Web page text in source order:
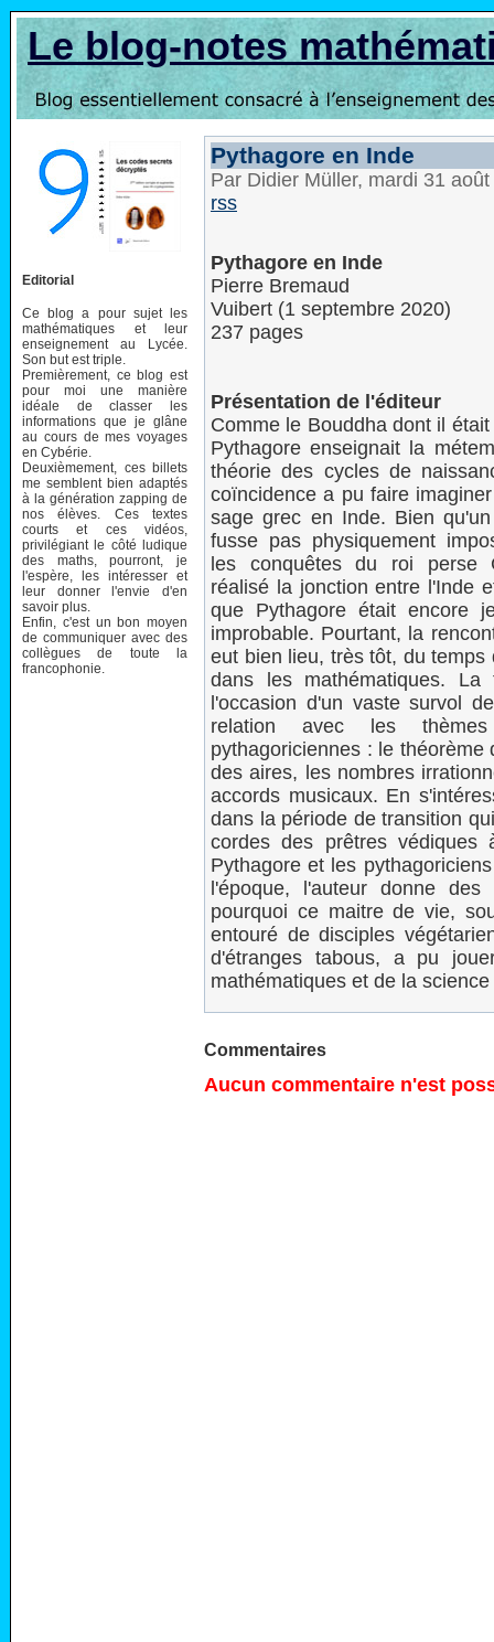
Le blog-notes
Editorial
Ce blog a pour sujet les
mathématiques et leur
enseignement au Lycée.
Son but est triple.
Premièrement, ce blog est
pour moi une manière
idéale de classer les
informations que je glâne
au cours de mes voyages
en Cybérie.
Deuxièmement, ces billets
me semblent bien adaptés
à la génération zapping de
nos élèves. Ces textes
courts et ces vidéos,
privilégiant le côté ludique
des maths, pourront, je
l'espère, les intéresser et
leur donner l'envie d'en
savoir plus.
Enfin, c'est un bon moyen
de communiquer avec des
collègues de toute la
francophonie.
Pythagore en Inde
Par Didier Müller, mardi 31
rss
Pythagore en Inde
Pierre Bremaud
Vuibert (1 septembre 2020)
237 pages
Présentation de l'éditeur
Comme le Bouddha dont il
Pythagore enseignait la
théorie des cycles de
coïncidence a pu faire
sage grec en Inde. Bien
fusse pas physiquement
les conquêtes du roi perse
réalisé la jonction entre l'Inde
que Pythagore était encore
improbable. Pourtant, la
eut bien lieu, très tôt, du
dans les mathématiques.
l'occasion d'un vaste survol
relation avec les thèmes
pythagoriciennes : le
des aires, les nombres
accords musicaux. En
dans la période de transition
cordes des prêtres
Pythagore et les
l'époque, l'auteur donne
pourquoi ce maitre de vie,
entouré de disciples
d'étranges tabous, a pu
mathématiques et de la
Commentaires
Aucun commentaire n'est